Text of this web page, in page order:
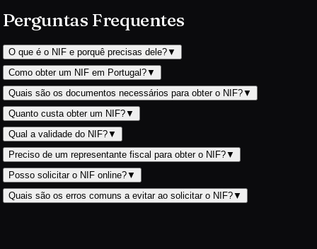
Perguntas Frequentes
O que é o NIF e porquê precisas dele?▼
Como obter um NIF em Portugal?▼
Quais são os documentos necessários para obter o NIF?▼
Quanto custa obter um NIF?▼
Qual a validade do NIF?▼
Preciso de um representante fiscal para obter o NIF?▼
Posso solicitar o NIF online?▼
Quais são os erros comuns a evitar ao solicitar o NIF?▼